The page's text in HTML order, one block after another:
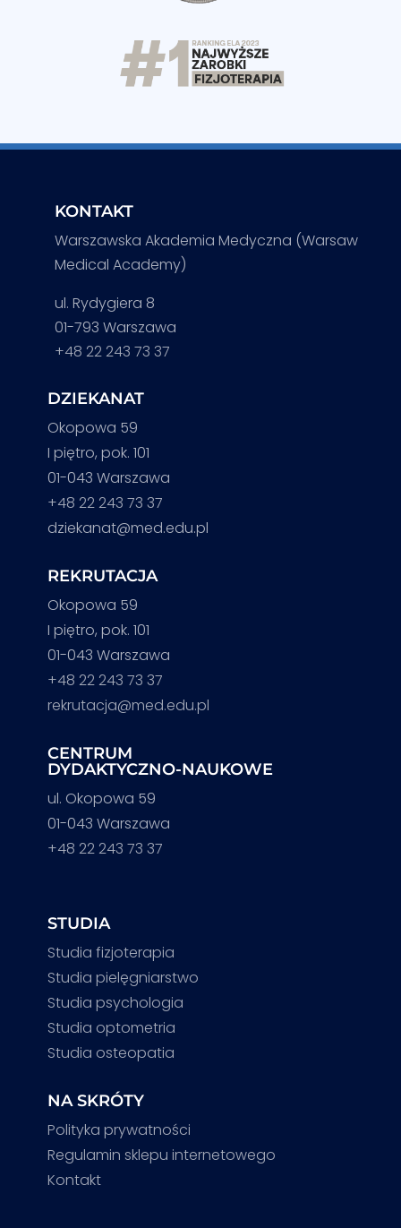
KONTAKT
Warszawska Akademia Medyczna (Warsaw
Medical Academy)
ul. Rydygiera 8
01-793 Warszawa
+48 22 243 73 37
DZIEKANAT
Okopowa 59
I piętro, pok. 101
01-043 Warszawa
+48 22 243 73 37
dziekanat@med.edu.pl
REKRUTACJA
Okopowa 59
I piętro, pok. 101
01-043 Warszawa
+48 22 243 73 37
rekrutacja@med.edu.pl
CENTRUM
DYDAKTYCZNO-NAUKOWE
ul. Okopowa 59
01-043 Warszawa
+48 22 243 73 37
STUDIA
Studia fizjoterapia
Studia pielęgniarstwo
Studia psychologia
Studia optometria
Studia osteopatia
NA SKRÓTY
Polityka prywatności
Regulamin sklepu internetowego
Kontakt